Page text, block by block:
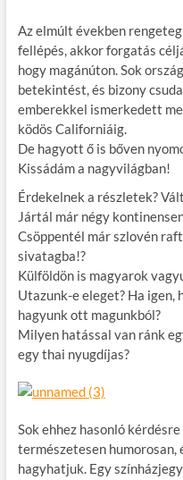
Az elmúlt években
fellépés, akkor forgatás
hogy magánúton. Sok
betekintést, és bizony
emberekkel ismerkedett
ködös Californiáig.
De hagyott ő is bőven
Kissádám a nagyvilágban!
Érdekelnek a részletek?
Jártál már négy
Csöppentél már szlovén
sivatagba!?
Külföldön is magyarok
Utazunk-e eleget? Ha igen,
hagyunk ott magunkból?
Milyen hatással van ránk
egy thai nyugdíjas?
Sok ehhez hasonló
természetesen
hagyhatjuk. Egy